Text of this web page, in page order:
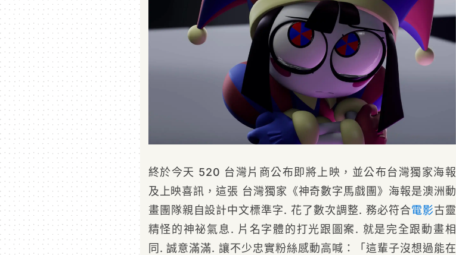
終於今天 520 台灣片商公布即將上映，並公布台灣獨家海報
及上映喜訊，這張 台灣獨家《神奇數字馬戲團》海報是澳洲動
畫團隊親自設計中文標準字. 花了數次調整. 務必符合電影古靈
精怪的神祕氣息. 片名字體的打光跟圖案. 就是完全跟動畫相
同. 誠意滿滿. 讓不少忠實粉絲感動高喊：「這輩子沒想過能在